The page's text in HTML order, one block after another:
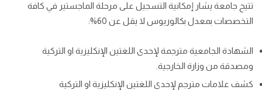
تتيح جامعة يشار إمكانية التسجيل على مرحلة الماجستير في كافة
التخصصات بمعدل بكالوريوس لا يقل عن 60%:
الشهادة الجامعية مترجمة لإحدى اللغتين الإنكليزية او التركية
ومصدقة من وزارة الخارجية.
كشف علامات مترجم لإحدى اللغتين الإنكليزية او التركية